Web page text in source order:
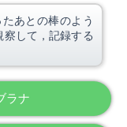
あとの棒のよう
して，記録する
ラナ